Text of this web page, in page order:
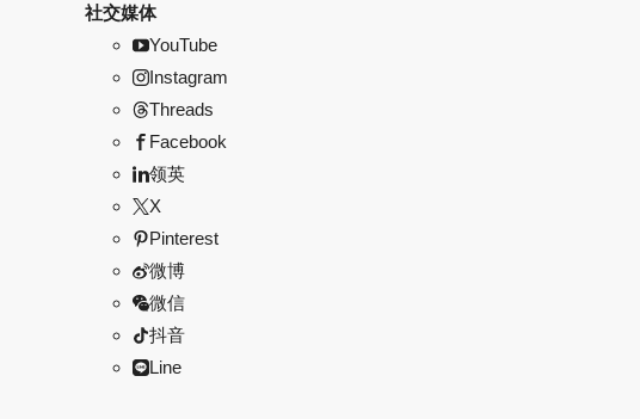
社交媒体
YouTube
Instagram
Threads
Facebook
领英
X
Pinterest
微博
微信
抖音
Line